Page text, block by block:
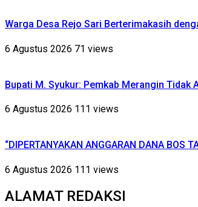
Warga Desa Rejo Sari Berterimakasih
6 Agustus 2026 71 views
Bupati M. Syukur: Pemkab Merangin
6 Agustus 2026 111 views
“DIPERTANYAKAN ANGGARAN DANA BOS
6 Agustus 2026 111 views
ALAMAT REDAKSI